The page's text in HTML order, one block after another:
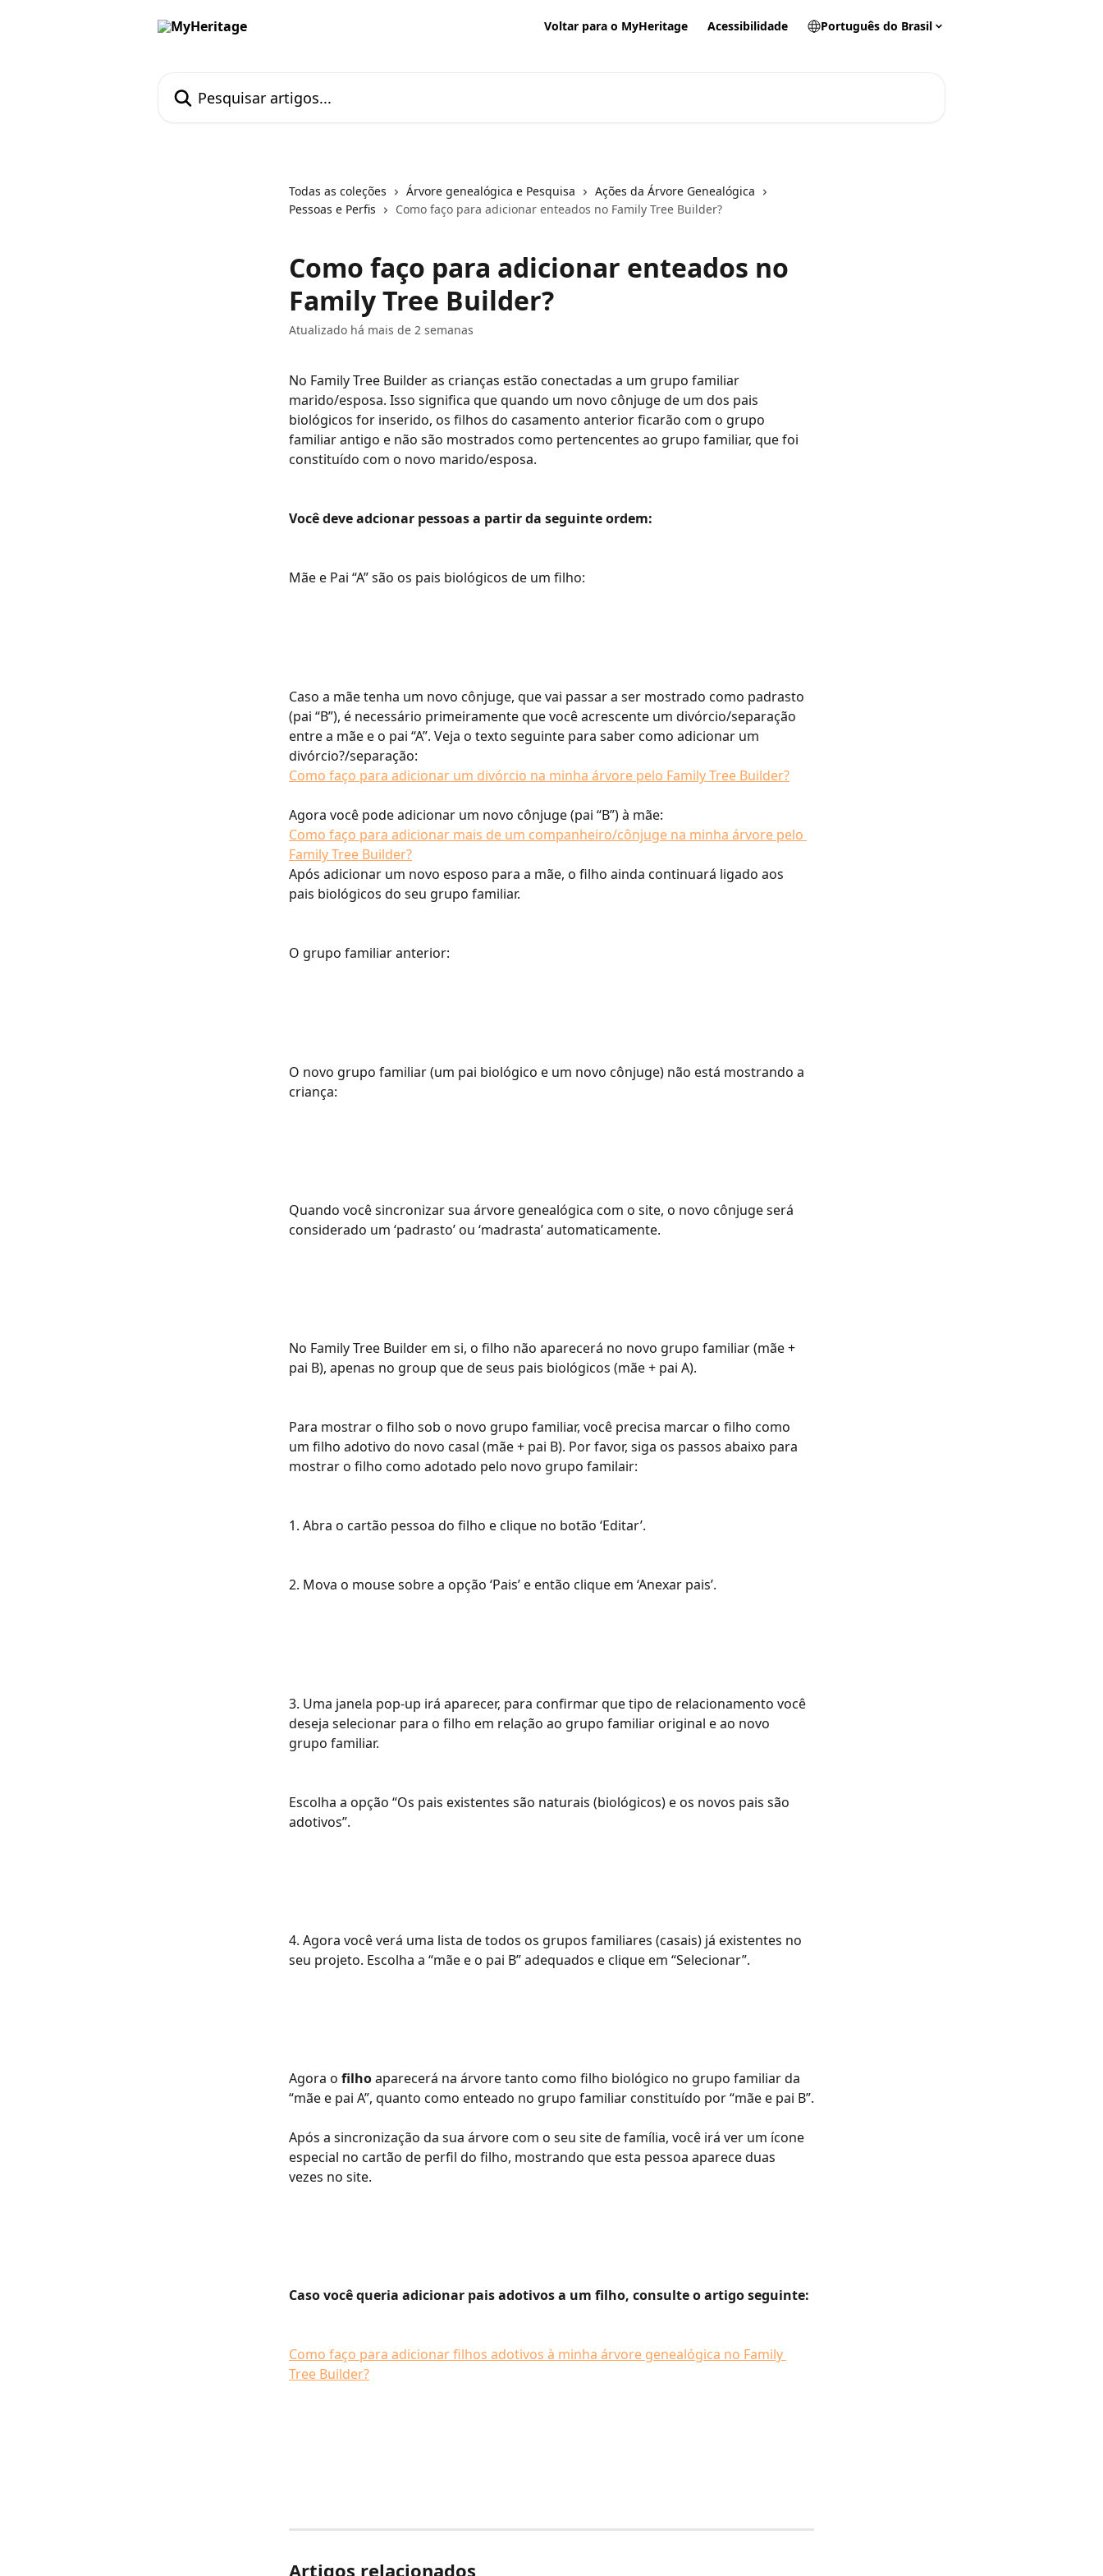
Voltar para o MyHeritage Acessibilidade Português do Brasil
Todas as coleções Árvore genealógica e Pesquisa
Ações da Árvore Genealógica
Pessoas e Perfis
Como faço para adicionar enteados no Family Tree Builder?
Como faço para adicionar enteados no
Family Tree Builder?
Atualizado há mais de 2 semanas
No Family Tree Builder as crianças estão conectadas a um grupo familiar
marido/esposa. Isso significa que quando um novo cônjuge de um dos pais
biológicos for inserido, os filhos do casamento anterior ficarão com o grupo
familiar antigo e não são mostrados como pertencentes ao grupo familiar, que foi
constituído com o novo marido/esposa.
Você deve adcionar pessoas a partir da seguinte ordem:
Mãe e Pai “A” são os pais biológicos de um filho:
Caso a mãe tenha um novo cônjuge, que vai passar a ser mostrado como padrasto
(pai “B”), é necessário primeiramente que você acrescente um divórcio/separação
entre a mãe e o pai “A”. Veja o texto seguinte para saber como adicionar um
divórcio?/separação:
Como faço para adicionar um divórcio na minha árvore pelo Family Tree Builder?
​​​​​​​​​​​​​​​​​​​​​​Agora você pode adicionar um novo cônjuge (pai “B”) à mãe:​​
Como faço para adicionar mais de um companheiro/cônjuge na minha árvore pelo
Family Tree Builder?
Após adicionar um novo esposo para a mãe, o filho ainda continuará ligado aos
pais biológicos do seu grupo familiar.
O grupo familiar anterior:
O novo grupo familiar (um pai biológico e um novo cônjuge) não está mostrando a
criança:
Quando você sincronizar sua árvore genealógica com o site, o novo cônjuge será
considerado um ‘padrasto’ ou ‘madrasta’ automaticamente.
No Family Tree Builder em si, o filho não aparecerá no novo grupo familiar (mãe +
pai B), apenas no group que de seus pais biológicos (mãe + pai A).
Para mostrar o filho sob o novo grupo familiar, você precisa marcar o filho como
um filho adotivo do novo casal (mãe + pai B). Por favor, siga os passos abaixo para
mostrar o filho como adotado pelo novo grupo familair:
1. Abra o cartão pessoa do filho e clique no botão ‘Editar’.
2. Mova o mouse sobre a opção ‘Pais’ e então clique em ‘Anexar pais’.
3. Uma janela pop-up irá aparecer, para confirmar que tipo de relacionamento você
deseja selecionar para o filho em relação ao grupo familiar original e ao novo
grupo familiar.
Escolha a opção “Os pais existentes são naturais (biológicos) e os novos pais são
adotivos”.
4. Agora você verá uma lista de todos os grupos familiares (casais) já existentes no
seu projeto. Escolha a “mãe e o pai B” adequados e clique em “Selecionar”.
Agora o filho aparecerá na árvore tanto como filho biológico no grupo familiar da
“mãe e pai A”, quanto como enteado no grupo familiar constituído por “mãe e pai B”.
Após a sincronização da sua árvore com o seu site de família, você irá ver um ícone
especial no cartão de perfil do filho, mostrando que esta pessoa aparece duas
vezes no site.
Caso você queria adicionar pais adotivos a um filho, consulte o artigo seguinte:
Como faço para adicionar filhos adotivos à minha árvore genealógica no Family
Tree Builder?
Artigos relacionados